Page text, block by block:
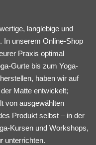
langlebige und
In unserem Online-Shop
Praxis optimal
Gurte bis zum Yoga-
haben wir auf
Matte entwickelt;
von ausgewählten
Produkt selbst – in der
Kursen und Workshops,
unterrichten.